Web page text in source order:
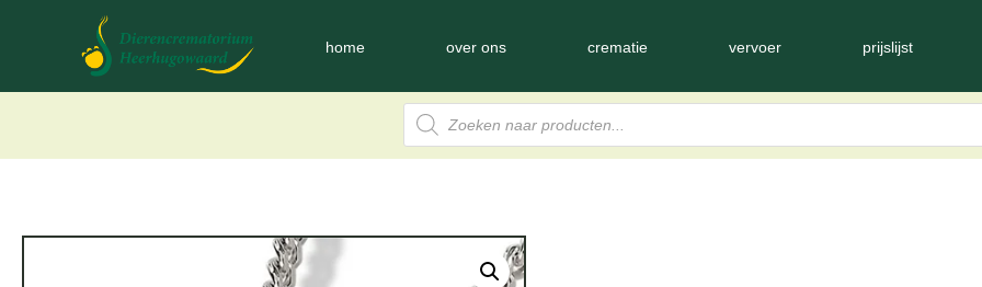
home over ons crematie vervoer prijslijst